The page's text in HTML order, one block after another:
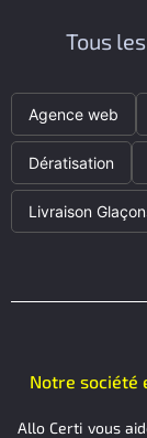
Tous les
Agence web
Dératisation
Livraison
Notre société
Allo Certi vous